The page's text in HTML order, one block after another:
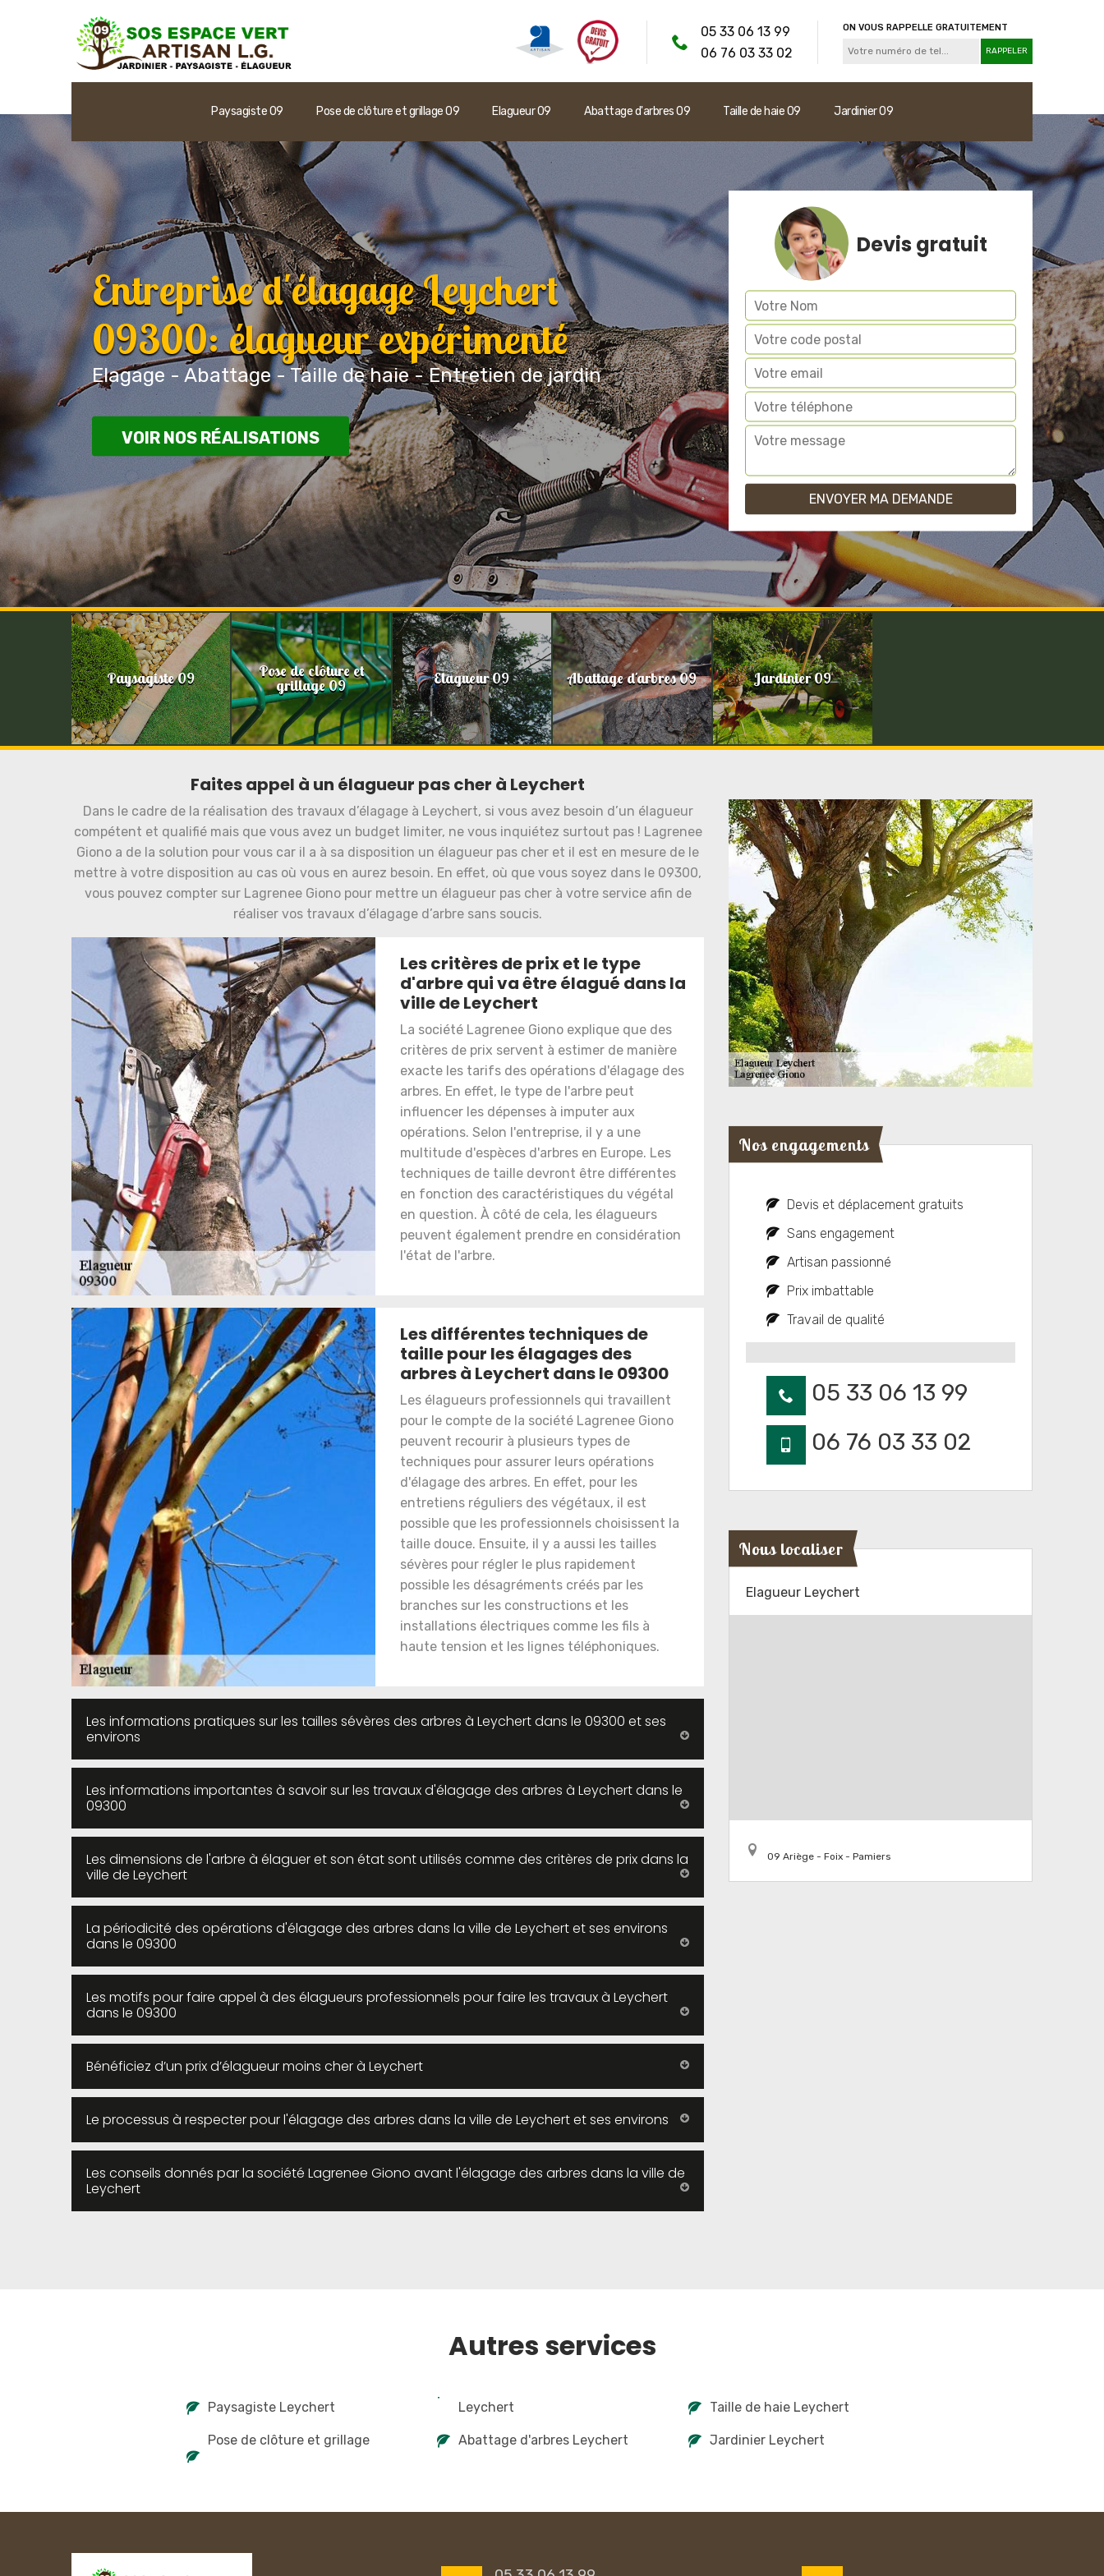
05 33 06 13 99
06 76 03 33 02
ON VOUS RAPPELLE GRATUITEMENT
Paysagiste 09 Pose de clôture et grillage 09 Elagueur 09 Abattage d'arbres 09 Taille de haie 09 Jardinier 09
Entreprise d'élagage Leychert
09300: élagueur expérimenté
Elagage - Abattage - Taille de haie - Entretien de jardin
VOIR NOS RÉALISATIONS
Devis gratuit
Paysagiste 09 Pose de clôture et
grillage 09 Elagueur 09 Abattage d'arbres 09 Jardinier 09
Faites appel à un élagueur pas cher à Leychert
Dans le cadre de la réalisation des travaux d’élagage à Leychert, si vous avez besoin d’un élagueur
compétent et qualifié mais que vous avez un budget limiter, ne vous inquiétez surtout pas ! Lagrenee
Giono a de la solution pour vous car il a à sa disposition un élagueur pas cher et il est en mesure de le
mettre à votre disposition au cas où vous en aurez besoin. En effet, où que vous soyez dans le 09300,
vous pouvez compter sur Lagrenee Giono pour mettre un élagueur pas cher à votre service afin de
réaliser vos travaux d’élagage d’arbre sans soucis.
Les critères de prix et le type
d'arbre qui va être élagué dans la
ville de Leychert
La société Lagrenee Giono explique que des
critères de prix servent à estimer de manière
exacte les tarifs des opérations d'élagage des
arbres. En effet, le type de l'arbre peut
influencer les dépenses à imputer aux
opérations. Selon l'entreprise, il y a une
multitude d'espèces d'arbres en Europe. Les
techniques de taille devront être différentes
en fonction des caractéristiques du végétal
en question. À côté de cela, les élagueurs
peuvent également prendre en considération
l'état de l'arbre.
Les différentes techniques de
taille pour les élagages des
arbres à Leychert dans le 09300
Les élagueurs professionnels qui travaillent
pour le compte de la société Lagrenee Giono
peuvent recourir à plusieurs types de
techniques pour assurer leurs opérations
d'élagage des arbres. En effet, pour les
entretiens réguliers des végétaux, il est
possible que les professionnels choisissent la
taille douce. Ensuite, il y a aussi les tailles
sévères pour régler le plus rapidement
possible les désagréments créés par les
branches sur les constructions et les
installations électriques comme les fils à
haute tension et les lignes téléphoniques.
Les informations pratiques sur les tailles sévères des arbres à Leychert dans le 09300 et ses
environs
Les informations importantes à savoir sur les travaux d'élagage des arbres à Leychert dans le
09300
Les dimensions de l'arbre à élaguer et son état sont utilisés comme des critères de prix dans la
ville de Leychert
La périodicité des opérations d'élagage des arbres dans la ville de Leychert et ses environs
dans le 09300
Les motifs pour faire appel à des élagueurs professionnels pour faire les travaux à Leychert
dans le 09300
Bénéficiez d’un prix d’élagueur moins cher à Leychert
Le processus à respecter pour l'élagage des arbres dans la ville de Leychert et ses environs
Les conseils donnés par la société Lagrenee Giono avant l'élagage des arbres dans la ville de
Leychert
Nos engagements
Devis et déplacement gratuits
Sans engagement
Artisan passionné
Prix imbattable
Travail de qualité
05 33 06 13 99
06 76 03 33 02
Nous localiser
Elagueur Leychert
09 Ariège - Foix - Pamiers
Autres services
Paysagiste Leychert
Pose de clôture et grillage
Leychert
Abattage d'arbres Leychert
Taille de haie Leychert
Jardinier Leychert